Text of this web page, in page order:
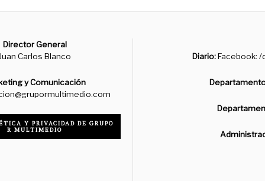
Director General
Carlos Blanco
y Comunicación
Y PRIVACIDAD DE GRUPO
R MULTIMEDIO
Diario:Facebook: /